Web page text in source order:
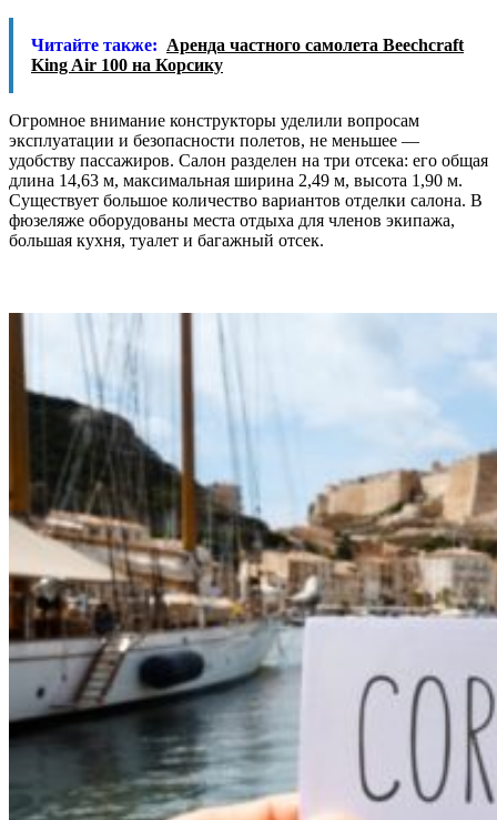
Читайте также: Аренда частного самолета Beechcraft
King Air 100 на Корсику
Огромное внимание конструкторы уделили вопросам
эксплуатации и безопасности полетов, не меньшее —
удобству пассажиров. Салон разделен на три отсека: его общая
длина 14,63 м, максимальная ширина 2,49 м, высота 1,90 м.
Существует большое количество вариантов отделки салона. В
фюзеляже оборудованы места отдыха для членов экипажа,
большая кухня, туалет и багажный отсек.